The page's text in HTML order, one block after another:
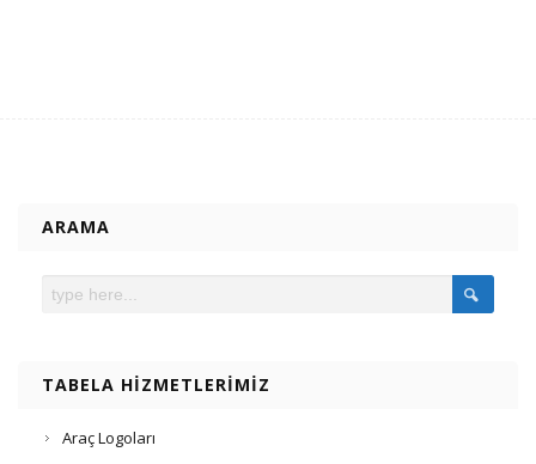
ARAMA
TABELA HIZMETLERIMIZ
Araç Logoları